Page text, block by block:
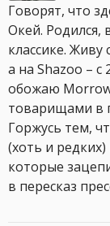
Говорят, что
Окей. Родился,
классике. Живу
а на Shazoo – с
обожаю
товарищами в
Горжусь тем,
(хоть и
которые
в пересказ